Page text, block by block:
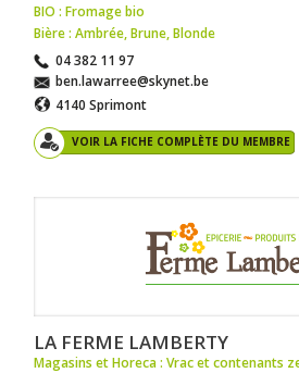
BIO : Fromage bio
Bière : Ambrée,Brune,Blonde
04 382 11 97
ben.lawarree@skynet.be
4140 Sprimont
VOIR LA FICHE COMPLÈTE DU MEMBRE
LA FERME LAMBERTY
Magasins et Horeca : Vrac et contenants